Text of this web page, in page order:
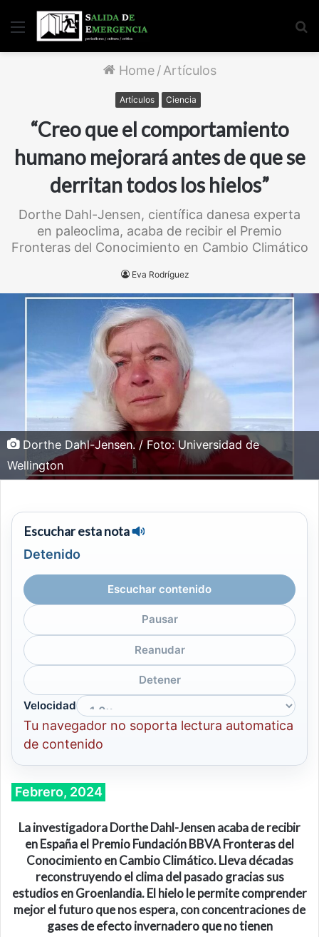
Menu
Home /Artículos
Artículos Ciencia
“Creo que el comportamiento
humano mejorará antes de que se
derritan todos los hielos”
Dorthe Dahl-Jensen, científica danesa experta
en paleoclima, acaba de recibir el Premio
Fronteras del Conocimiento en Cambio Climático
Eva Rodríguez
Dorthe Dahl-Jensen. / Foto: Universidad de
Wellington
Escuchar esta nota
Detenido
Escuchar contenido
Pausar
Reanudar
Detener
Velocidad
Tu navegador no soporta lectura automatica
de contenido
Febrero, 2024
La investigadora Dorthe Dahl-Jensen acaba de recibir
en Españael Premio Fundación BBVA Fronteras del
Conocimiento en Cambio Climático. Lleva décadas
reconstruyendo el clima del pasado gracias sus
estudios en Groenlandia. El hielo le permite comprender
mejor el futuro que nos espera, con concentraciones de
gases de efecto invernadero que no tienen